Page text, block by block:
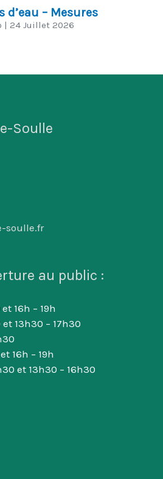
d’eau – Mesures
| 24 Juillet 2026
Soulle
soulle.fr
au public :
16h – 19h
13h30 – 17h30
16h – 19h
et 13h30 – 16h30